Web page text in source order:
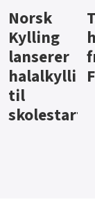
Knalltall
for Açai
Bowl
i